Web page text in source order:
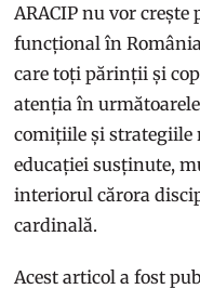
ARACIP nu vor
funcțional în
care toți părinții și
atenția în
comițiile și strategiile
educației susținute,
interiorul cărora
cardinală.
Acest articol a fost